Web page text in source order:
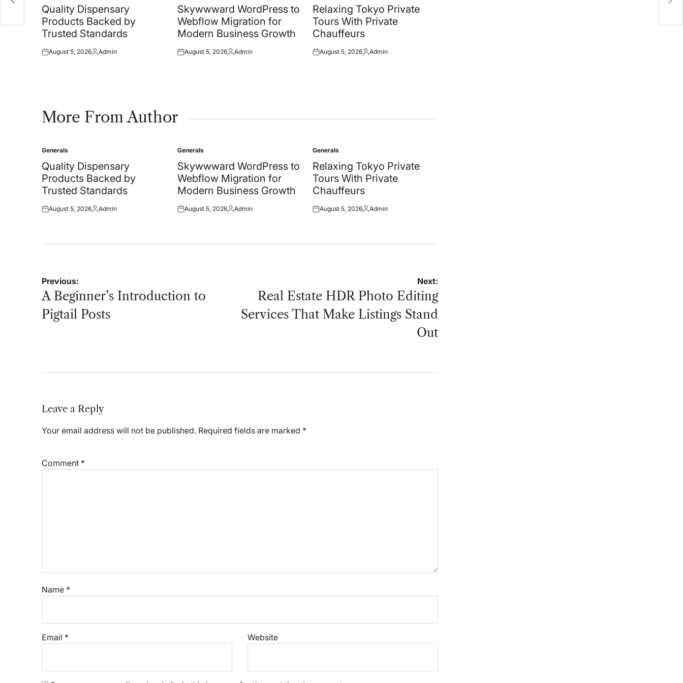
in
Quality Dispensary
Products Backed by
Trusted Standards
Posted
August 5, 2026Posted
Admin
in
Skywwward WordPress to
Webflow Migration for
Modern Business Growth
Posted
August 5, 2026Posted
Admin
in
Relaxing Tokyo Private
Tours With Private
Chauffeurs
Posted
August 5, 2026Posted
Admin
More From Author
Posted
in
Generals
Quality Dispensary
Products Backed by
Trusted Standards
Posted
August 5, 2026Posted
Admin
Posted
in
Generals
Skywwward WordPress to
Webflow Migration for
Modern Business Growth
Posted
August 5, 2026Posted
Admin
Posted
in
Generals
Relaxing Tokyo Private
Tours With Private
Chauffeurs
Posted
August 5, 2026Posted
Admin
Post
navigation
Previous:
A Beginner’s Introduction to
Pigtail Posts
Next:
Real Estate HDR Photo Editing
Services That Make Listings Stand
Out
Leave a Reply
Your email address will not be published. Required fields are marked *
Comment *
Name *
Email * Website